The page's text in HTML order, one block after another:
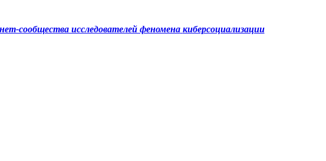
сообщества исследователей феномена киберсоциализации